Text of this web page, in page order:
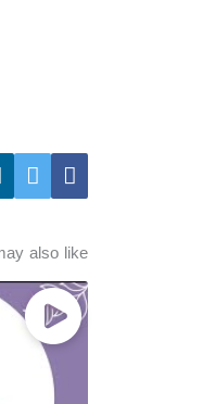
also like